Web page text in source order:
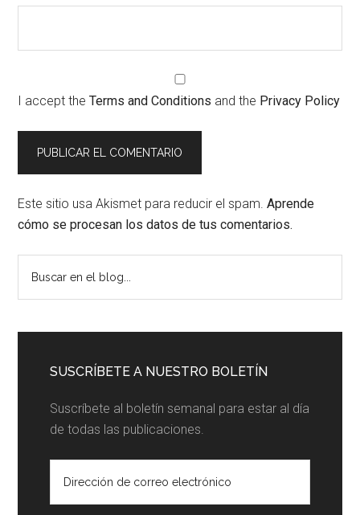
I accept theTerms and Conditions and the Privacy Policy
Este sitio usa Akismet para reducir el spam.Aprende
cómo se procesan los datos de tus comentarios.
Barra
lateral
principal
SUSCRÍBETE A NUESTRO BOLETÍN
Suscríbete al boletín semanal para estar al día
de todas las publicaciones.